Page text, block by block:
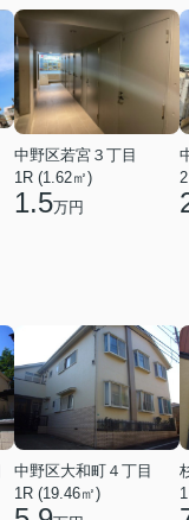
中野区若宮３丁目
1R (1.62㎡)
1.5万円
中野区大和町４丁目
1R (19.46㎡)